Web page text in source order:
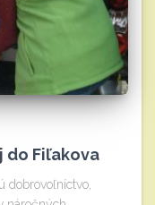
do Fiľakova
dobrovoľníctvo,